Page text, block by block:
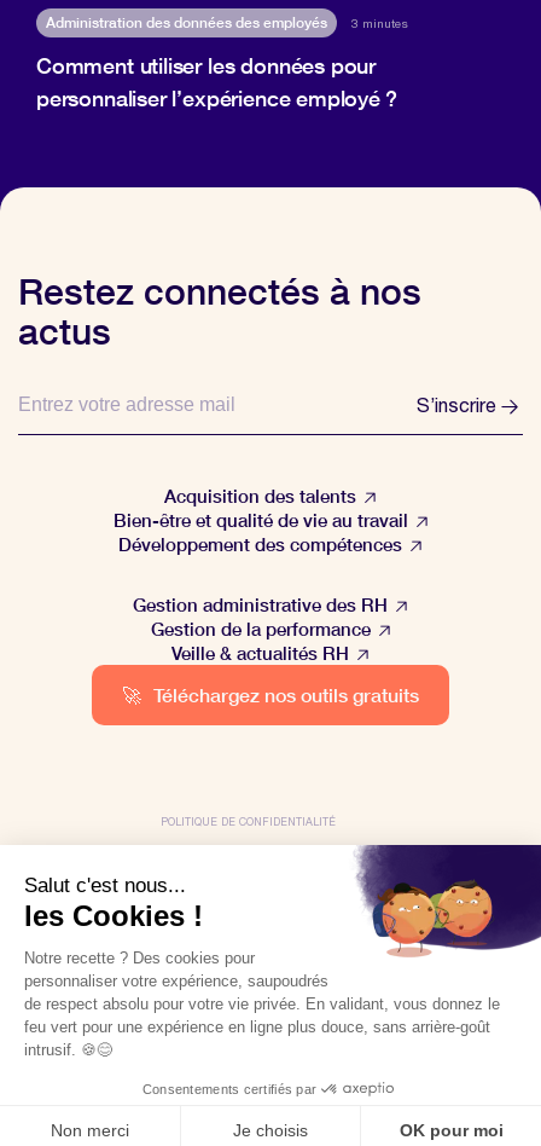
Administration des données des employés 3 minutes
Comment utiliser les données pour
personnaliser l’expérience employé ?
Restez connectés à nos
actus
S’inscrire
Acquisition des talents
Bien-être et qualité de vie au travail
Développement des compétences
Gestion administrative des RH
Gestion de la performance
Veille & actualités RH
🚀 Téléchargez nos outils gratuits
POLITIQUE DE CONFIDENTIALITÉ